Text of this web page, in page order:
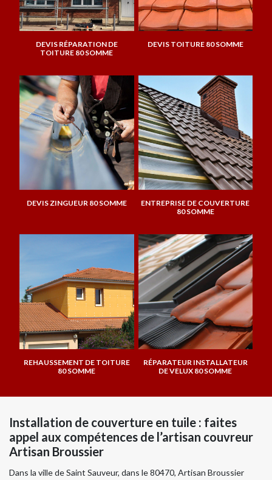
DEVIS RÉPARATION DE
TOITURE 80 SOMME
DEVIS TOITURE 80 SOMME
DEVIS ZINGUEUR 80 SOMME
ENTREPRISE DE COUVERTURE
80 SOMME
REHAUSSEMENT DE TOITURE
80 SOMME
RÉPARATEUR INSTALLATEUR
DE VELUX 80 SOMME
Installation de couverture en tuile : faites
appel aux compétences de l’artisan couvreur
Artisan Broussier
Dans la ville de Saint Sauveur, dans le 80470, Artisan Broussier